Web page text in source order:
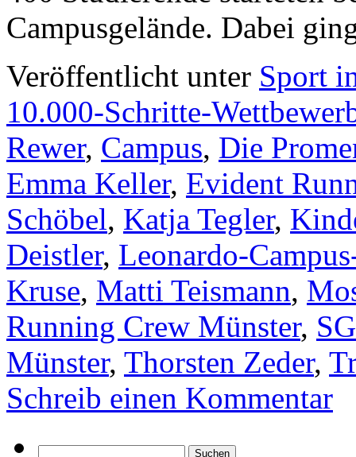
Campusgelände. Dabei
Veröffentlicht unter Sport
10.000-Schritte-
Rewer, Campus, Die
Emma Keller, Evident
Schöbel, Katja Tegler,
Deistler, Leonardo-
Kruse, Matti Teismann,
Running Crew Münster,
Münster, Thorsten Zeder,
Schreib einen Kommentar